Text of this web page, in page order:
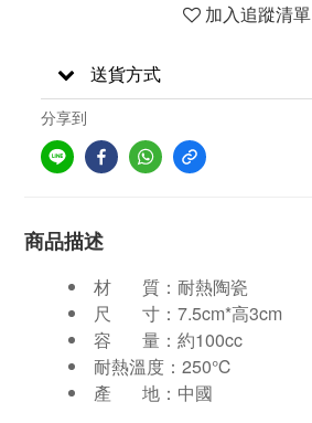
加入追蹤清單
送貨方式
分享到
商品描述
材 質：耐熱陶瓷
尺 寸：7.5cm*高3cm
容 量：約100cc
耐熱溫度：250℃
產 地：中國